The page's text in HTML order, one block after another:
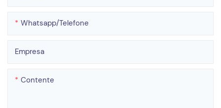
Whatsapp/telefone
Empresa
Contente